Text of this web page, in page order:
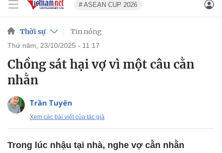
# ASEAN CUP 2026
Thời sự Tin nóng
thứ năm, 23/10/2025 - 11:17
Chồng sát hại vợ vì một câu cằn
nhằn
Trần Tuyên
Xem các bài viết của tác giả
Trong lúc nhậu tại nhà, nghe vợ cằn nhằn